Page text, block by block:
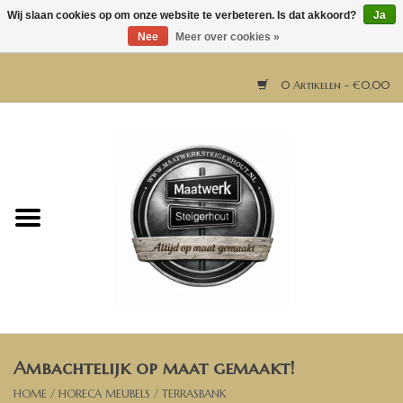
0 Artikelen - €0,00
Horeca meubels
Bartafels
Ambachtelijk op maat gemaakt!
HOME / HORECA MEUBELS / TERRASBANK
Wij slaan cookies op om onze website te verbeteren. Is dat akkoord?
Ja
Nee
Meer over cookies »